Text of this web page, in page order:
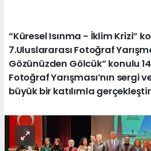
“Küresel Isınma - İklim Krizi”
7.Uluslararası Fotoğraf
Gözünüzden Gölcük” konulu
Fotoğraf Yarışması’nın sergi
büyük bir katılımla